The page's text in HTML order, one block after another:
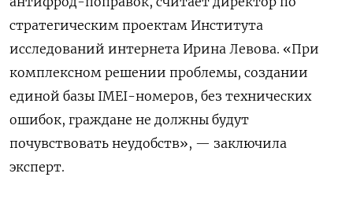
стратегическим проектам Института
исследований интернета Ирина Левова. «При
комплексном решении проблемы, создании
единой базы IMEI-номеров, без технических
ошибок, граждане не должны будут
почувствовать неудобств», — заключила
эксперт.